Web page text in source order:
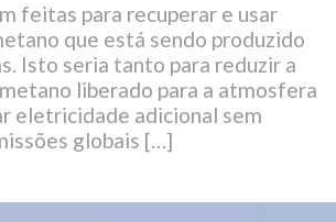
feitas para recuperar e usar
que está sendo produzido
Isto seria tanto para reduzir a
liberado para a atmosfera
eletricidade adicional sem
globais […]